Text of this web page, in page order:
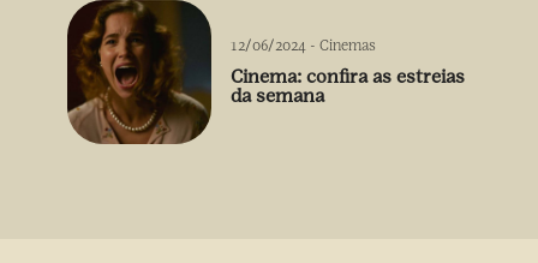
12/06/2024 - Cinemas
Cinema: confira as estreias
da semana